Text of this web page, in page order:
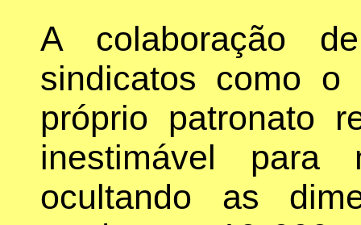
A colaboração
sindicatos como
próprio patronato
inestimável
ocultando as